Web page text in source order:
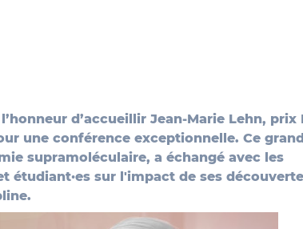
l’honneur d’accueillir Jean-Marie Lehn, prix
une conférence exceptionnelle. Ce
supramoléculaire, a échangé avec les
étudiant·es sur l'impact de ses